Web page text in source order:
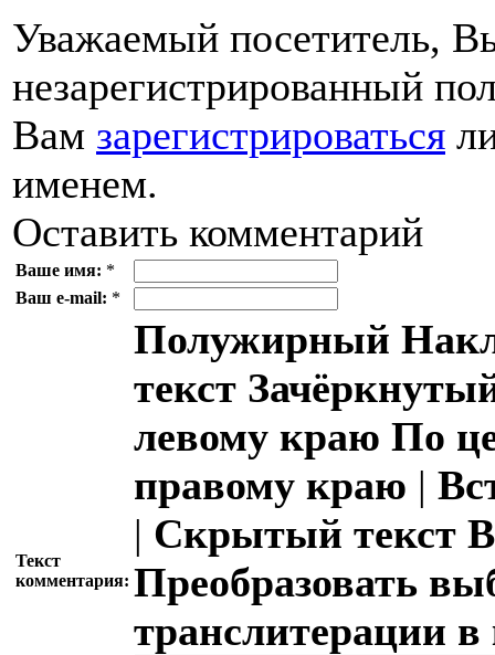
Уважаемый посетитель,
незарегистрированный
Вам зарегистрироваться
именем.
Оставить комментарий
Ваше имя: *
Ваш e-mail: *
Текст
комментария:
Полужирный
текст
левому краю По
правому краю |
| Скрытый текст
Преобразовать
транслитерации